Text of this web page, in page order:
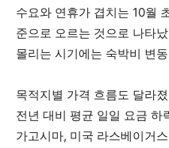
수요와 연휴가 겹치는 10월
준으로 오르는 것으로 나타
몰리는 시기에는 숙박비 변
목적지별 가격 흐름도 달라
전년 대비 평균 일일 요금 하
가고시마, 미국 라스베이거